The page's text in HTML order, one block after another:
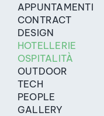
APPUNTAMENTI
CONTRACT
DESIGN
HOTELLERIE
OSPITALITÀ
OUTDOOR
TECH
PEOPLE
GALLERY